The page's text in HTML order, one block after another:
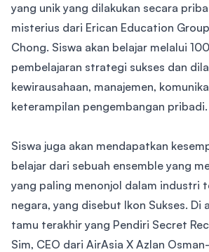
yang unik yang dilakukan secara
misterius dari Erican Education
Chong. Siswa akan belajar melalui
pembelajaran strategi sukses dan
kewirausahaan, manajemen,
keterampilan pengembangan pribadi.
Siswa juga akan mendapatkan
belajar dari sebuah ensemble yang
yang paling menonjol dalam industri
negara, yang disebut Ikon Sukses. Di
tamu terakhir yang Pendiri Secret
Sim, CEO dari AirAsia X Azlan